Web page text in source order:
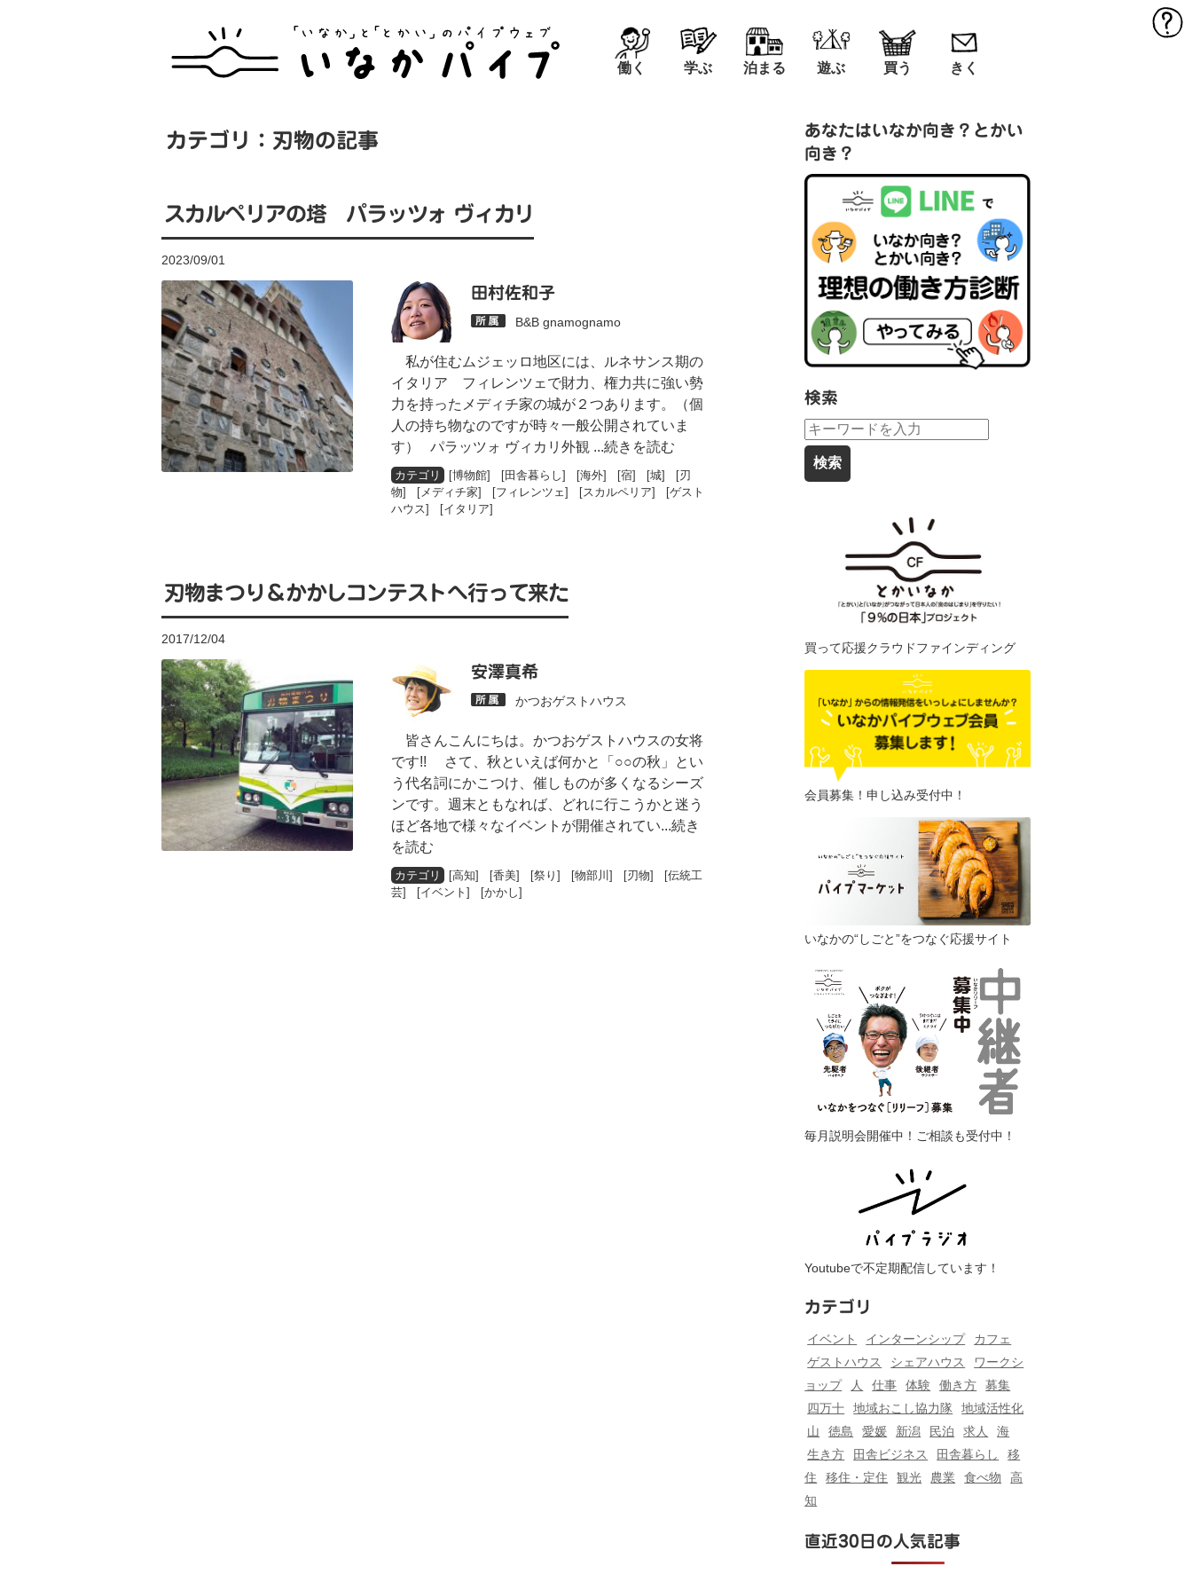
働く 学ぶ 泊まる 遊ぶ 買う きく
カテゴリ：刃物の記事
スカルペリアの塔 パラッツォ ヴィカリ
2023/09/01
田村佐和子
B&B gnamognamo
私が住むムジェッロ地区には、ルネサンス期の
イタリア フィレンツェで財力、権力共に強い勢
力を持ったメディチ家の城が２つあります。（個
人の持ち物なのですが時々一般公開されていま
す） パラッツォ ヴィカリ外観 ...続きを読む
[博物館] [田舎暮らし] [海外] [宿] [城] [刃
物] [ メディチ家] [フィレンツェ] [スカルペリア] [ゲスト
ハウス] [イタリア]
刃物まつり＆かかしコンテストへ行って来た
2017/12/04
安澤真希
かつおゲストハウス
皆さんこんにちは。かつおゲストハウスの女将
です!! さて、秋といえば何かと「○○の秋」とい
う代名詞にかこつけ、催しものが多くなるシーズ
ンです。週末ともなれば、どれに行こうかと迷う
ほど各地で様々なイベントが開催されてい...続き
を読む
[高知] [香美] [祭り] [物部川] [刃物] [伝統工
芸] [イベント] [かかし]
あなたはいなか向き？とかい
向き？
検索
買って応援クラウドファインディング
会員募集！申し込み受付中！
いなかの“しごと”をつなぐ応援サイト
毎月説明会開催中！ご相談も受付中！
Youtubeで不定期配信しています！
カテゴリ
イベント インターンシップ
カフェ
ゲストハウス
シェアハウス
ワークシ
ョップ
人 仕事 体験 働き方
募集
四万十
地域おこし協力隊
地域活性化
山
徳島 愛媛 新潟 民泊 求人
海
生き方
田舎ビジネス 田舎暮らし
移
住
移住・定住 観光 農業 食べ物
高
知
直近30日の人気記事